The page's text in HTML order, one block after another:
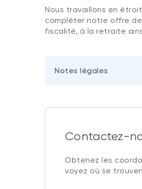
Nous travaillons en
compléter notre offre
fiscalité, à la retraite
Notes légales
Contactez-
Obtenez les
voyez où se